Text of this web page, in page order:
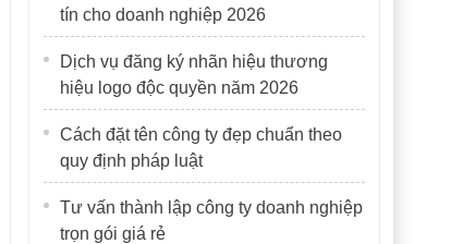
tín cho doanh nghiệp 2026
Dịch vụ đăng ký nhãn hiệu thương
hiệu logo độc quyền năm 2026
Cách đặt tên công ty đẹp chuẩn theo
quy định pháp luật
Tư vấn thành lập công ty doanh nghiệp
trọn gói giá rẻ